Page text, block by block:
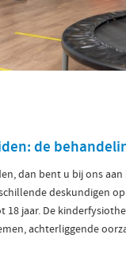
de
dan bent u bij ons aan
deskundigen
18 jaar. De
achterliggende